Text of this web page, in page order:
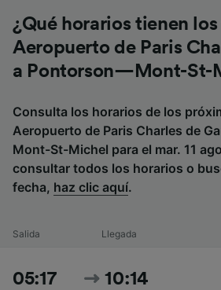
¿Qué horarios tienen
Aeropuerto de Paris
a Pontorson—Mont-St-
Consulta los horarios de los
Aeropuerto de Paris Charles de
Mont-St-Michel para el mar. 11
consultar todos los horarios o
fecha, haz clic aquí.
Salida Llegada
05:17 10:14